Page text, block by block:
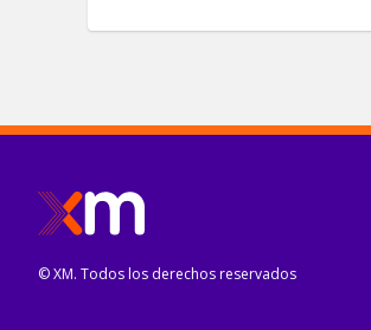
© XM. Todos los derechos reservados